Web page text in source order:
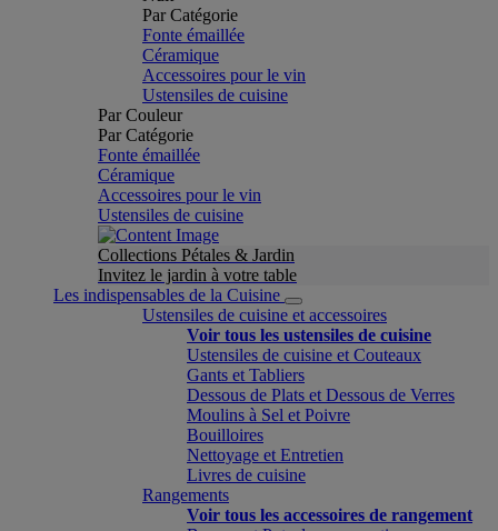
Par Catégorie
Fonte émaillée
Céramique
Accessoires pour le vin
Ustensiles de cuisine
Par Couleur
Par Catégorie
Fonte émaillée
Céramique
Accessoires pour le vin
Ustensiles de cuisine
Collections Pétales & Jardin
Invitez le jardin à votre table
Les indispensables de la Cuisine
Ustensiles de cuisine et accessoires
Voir tous les ustensiles de cuisine
Ustensiles de cuisine et Couteaux
Gants et Tabliers
Dessous de Plats et Dessous de Verres
Moulins à Sel et Poivre
Bouilloires
Nettoyage et Entretien
Livres de cuisine
Rangements
Voir tous les accessoires de rangement